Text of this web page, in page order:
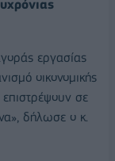
εργασίας
οικονομικής
σε
δήλωσε ο κ.